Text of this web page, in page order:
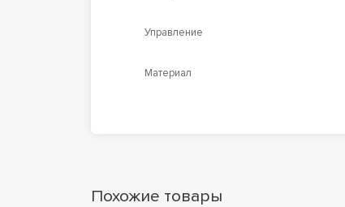
Управление
Материал
Похожие товары